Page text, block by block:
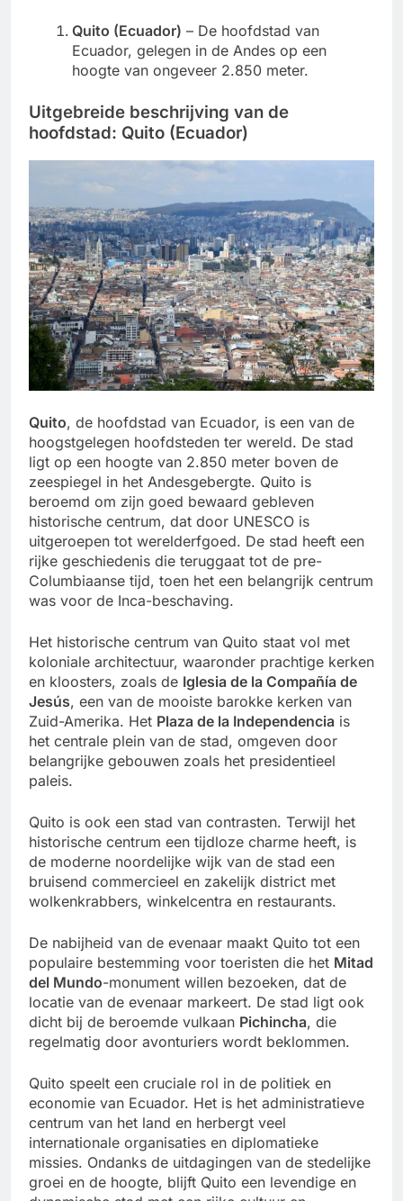
Quito (Ecuador) – De hoofdstad van
Ecuador, gelegen in de Andes op een
hoogte van ongeveer 2.850 meter.
Uitgebreide beschrijving van de
hoofdstad: Quito (Ecuador)
Quito, de hoofdstad van Ecuador, is een van de
hoogstgelegen hoofdsteden ter wereld. De stad
ligt op een hoogte van 2.850 meter boven de
zeespiegel in het Andesgebergte. Quito is
beroemd om zijn goed bewaard gebleven
historische centrum, dat door UNESCO is
uitgeroepen tot werelderfgoed. De stad heeft een
rijke geschiedenis die teruggaat tot de pre-
Columbiaanse tijd, toen het een belangrijk centrum
was voor de Inca-beschaving.
Het historische centrum van Quito staat vol met
koloniale architectuur, waaronder prachtige kerken
en kloosters, zoals de Iglesia de la Compañía de
Jesús, een van de mooiste barokke kerken van
Zuid-Amerika. Het Plaza de la Independencia is
het centrale plein van de stad, omgeven door
belangrijke gebouwen zoals het presidentieel
paleis.
Quito is ook een stad van contrasten. Terwijl het
historische centrum een tijdloze charme heeft, is
de moderne noordelijke wijk van de stad een
bruisend commercieel en zakelijk district met
wolkenkrabbers, winkelcentra en restaurants.
De nabijheid van de evenaar maakt Quito tot een
populaire bestemming voor toeristen die het Mitad
del Mundo-monument willen bezoeken, dat de
locatie van de evenaar markeert. De stad ligt ook
dicht bij de beroemde vulkaan Pichincha, die
regelmatig door avonturiers wordt beklommen.
Quito speelt een cruciale rol in de politiek en
economie van Ecuador. Het is het administratieve
centrum van het land en herbergt veel
internationale organisaties en diplomatieke
missies. Ondanks de uitdagingen van de stedelijke
groei en de hoogte, blijft Quito een levendige en